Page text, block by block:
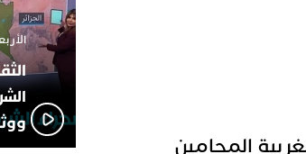
المحامين
الأربعاء 13